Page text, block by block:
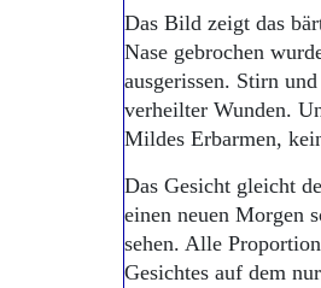
Das Bild zeigt das
Nase gebrochen
ausgerissen. Stirn
verheilter Wunden.
Mildes Erbarmen,
Das Gesicht gleicht
einen neuen Morgen
sehen. Alle
Gesichtes auf dem